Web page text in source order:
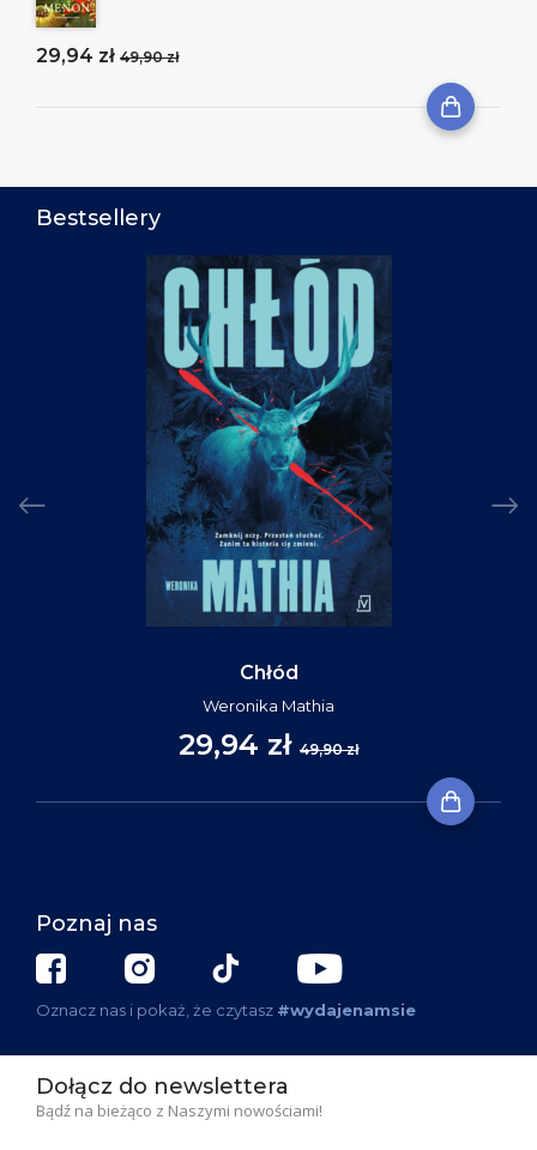
29,94 zł 49,90 zł
Bestsellery
Chłód
Weronika Mathia
29,94 zł 49,90 zł
Poznaj nas
Oznacz nas i pokaż, że czytasz #wydajenamsie
Dołącz do newslettera
Bądź na bieżąco z Naszymi nowościami!